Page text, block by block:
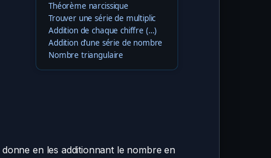
Théorème narcissique
Trouver une série de multiplic
Addition de chaque chiffre (…)
Addition d’une série de nombre
Nombre triangulaire
en les additionnant le nombre en